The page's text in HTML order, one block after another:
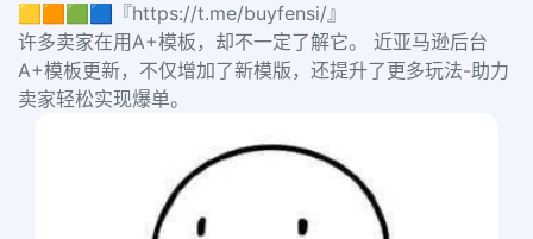
🟨🟧🟩🟦『https://t.me/buyfensi/』
许多卖家在用A+模板，却不一定了解它。 近亚马逊后台
A+模板更新，不仅增加了新模版，还提升了更多玩法-助力
卖家轻松实现爆单。